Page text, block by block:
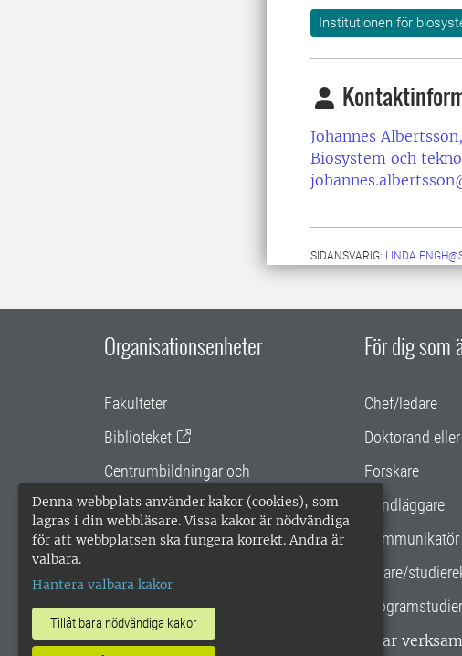
Denna webbplats använder kakor (cookies), som
lagras i din webbläsare. Vissa kakor är nödvändiga
för att webbplatsen ska fungera korrekt. Andra är
valbara.
Hantera valbara kakor
Tillåt bara nödvändiga kakor
Institutionen för
Johannes Albertsson,
Biosystem och
SIDANSVARIG:
Organisationsenheter
Fakulteter
Biblioteket
Centrumbildningar och
samarbetsprojekt
Gemensamma verksamhetsstödet
För dig som
Chef/ledare
Doktorand
Forskare
Handläggare
Kommunikatör
Lärare/
SLU, Sveriges lantbruksuniversitet, har